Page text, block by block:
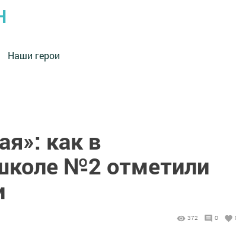
Наши герои
как в
№2 отметили
372 0